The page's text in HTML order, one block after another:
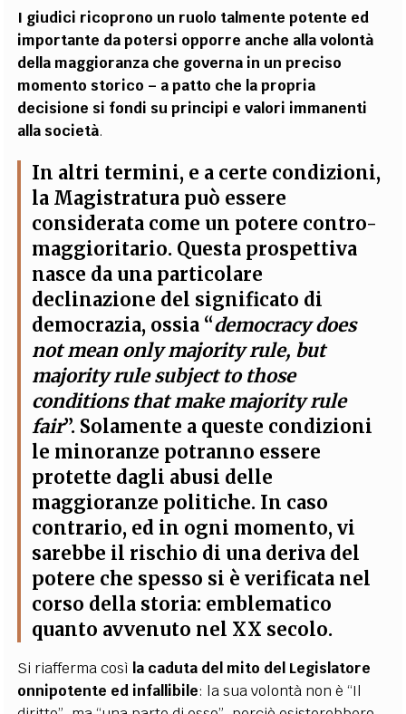
I giudici ricoprono un ruolo talmente potente ed
importante da potersi opporre anche alla volontà
della maggioranza che governa in un preciso
momento storico – a patto che la propria
decisione si fondi su principi e valori immanenti
alla società.
In altri termini, e a certe condizioni,
la Magistratura può essere
considerata come un potere contro-
maggioritario. Questa prospettiva
nasce da una particolare
declinazione del significato di
democrazia, ossia “democracy does
not mean only majority rule, but
majority rule subject to those
conditions that make majority rule
fair”. Solamente a queste condizioni
le minoranze potranno essere
protette dagli abusi delle
maggioranze politiche. In caso
contrario, ed in ogni momento, vi
sarebbe il rischio di una deriva del
potere che spesso si è verificata nel
corso della storia: emblematico
quanto avvenuto nel XX secolo.
Si riafferma così la caduta del mito del Legislatore
onnipotente ed infallibile: la sua volontà non è “Il